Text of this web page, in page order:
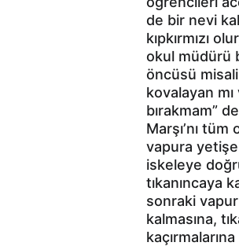
de bir nevi
kıpkırmızı
okul müdürü
öncüsü
kovalayan
bırakmam”
Marşı’nı
vapura
iskeleye
tıkanıncaya
sonraki
kalmasına,